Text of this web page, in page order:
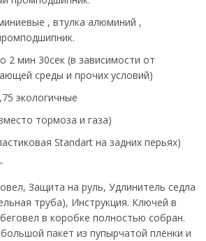
, втулка алюминий ,
2 мин 30сек (в зависимости от
среды и прочих условий)
экологичные
тормоза и газа)
Standart на задних перьях)
Защита на руль, Удлинитель седла
труба), Инструкция. Ключей в
в коробке полностью собран.
пакет из пупырчатой плёнки и